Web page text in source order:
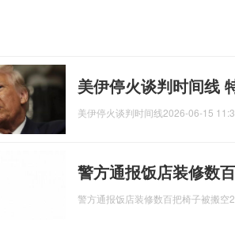
美伊停火谈判时间线
美伊停火谈判时间线2026-06-15
警方通报饭店装修数
警方通报饭店装修数百把椅子被搬空